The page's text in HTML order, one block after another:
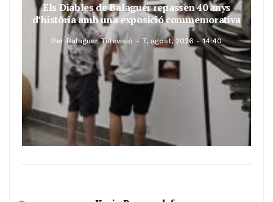
Els Diables de Balaguer repassen 40 anys
d’història amb una exposició commemorativa
Per Balaguer Televisió 7, agost, 2026 - 14:40